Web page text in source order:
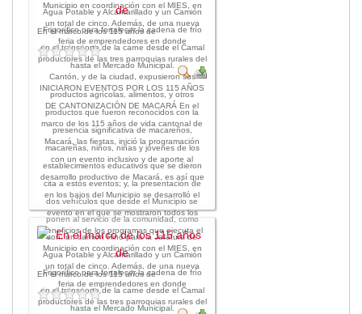
Agua Potable y Alcantarillado y un Camión
Frigorífico para fortalecer la cadena de frío
en el transporte de la carne desde el Camal
hasta el Mercado Municipal.
Municipio en coordinación con el MIES, en
un total de cinco. Además, de una nueva
feria de emprendedores en donde
productores de las tres parroquias rurales del
Cantón, y de la ciudad, expusieron sus
productos agrícolas, alimentos, y otros
productos que fueron reconocidos con la
presencia significativa de macareños,
macareñas, niños, niñas y jóvenes de los
establecimientos educativos que se dieron
cita a estos eventos; y, la presentación de
dos vehículos que desde el Municipio se
ponen al servicio de la comunidad, como
son: un camión Hino para la Jefatura de
Agua Potable y Alcantarillado y un Camión
Frigorífico para fortalecer la cadena de frío
en el transporte de la carne desde el Camal
hasta el Mercado Municipal.
En el marco de los 115 años de
INICIARON EVENTOS POR LOS 115 AÑOS
DE CANTONIZACIÓN DE MACARÁ En el
marco de los 115 años de vida cantonal de
Macará, las fiestas, inició la programación
con un evento inclusivo y de aporte al
desarrollo productivo de Macará, es así que
en los bajos del Municipio se desarrolló el
evento en el que se mostraron todos los
beneficios de los programas que ejecuta el
Municipio en coordinación con el MIES, en
un total de cinco. Además, de una nueva
feria de emprendedores en donde
productores de las tres parroquias rurales del
En el marco de los 115 años de